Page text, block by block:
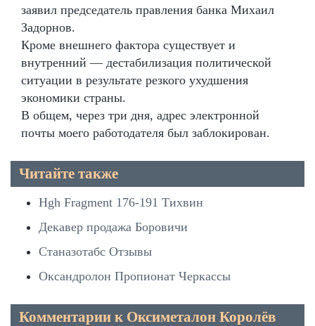
заявил председатель правления банка Михаил
Задорнов.
Кроме внешнего фактора существует и
внутренний — дестабилизация политической
ситуации в результате резкого ухудшения
экономики страны.
В общем, через три дня, адрес электронной
почты моего работодателя был заблокирован.
Читайте также
Hgh Fragment 176-191 Тихвин
Декавер продажа Боровичи
Станазотабс Отзывы
Оксандролон Пропионат Черкассы
Комментарии к Оксиметалон Королёв